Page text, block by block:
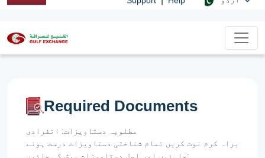
Required Documents
مطلوبہ دستاویزات: انفرادی
براہ کرم نوٹ کریں تمام شناختی دستاویزات درست ہونے
چاہئیں اور اصل دستاویزات پیش کی جائیں: